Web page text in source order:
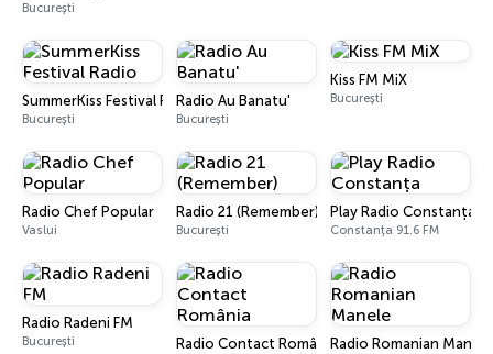
București
SummerKiss Festival Radio
București
Radio Au Banatu'
București
Kiss FM MiX
București
Radio Chef Popular
Vaslui
Radio 21 (Remember)
București
Play Radio Constanța
Constanța 91.6 FM
Radio Radeni FM
București Radio Contact RomâniaRadio Romanian Manele